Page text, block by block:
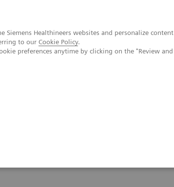
Siemens Healthineers websites and personalize content
to our Cookie Policy.
preferences anytime by clicking on the "Review and